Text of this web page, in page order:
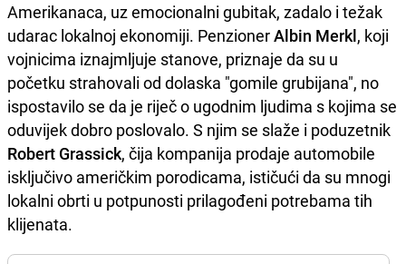
Amerikanaca, uz emocionalni gubitak, zadalo i težak
udarac lokalnoj ekonomiji. PenzionerAlbin Merkl, koji
vojnicima iznajmljuje stanove, priznaje da su u
početku strahovali od dolaska "gomile grubijana", no
ispostavilo se da je riječ o ugodnim ljudima s kojima se
oduvijek dobro poslovalo. S njim se slaže i poduzetnik
Robert Grassick, čija kompanija prodaje automobile
isključivo američkim porodicama, ističući da su mnogi
lokalni obrti u potpunosti prilagođeni potrebama tih
klijenata.